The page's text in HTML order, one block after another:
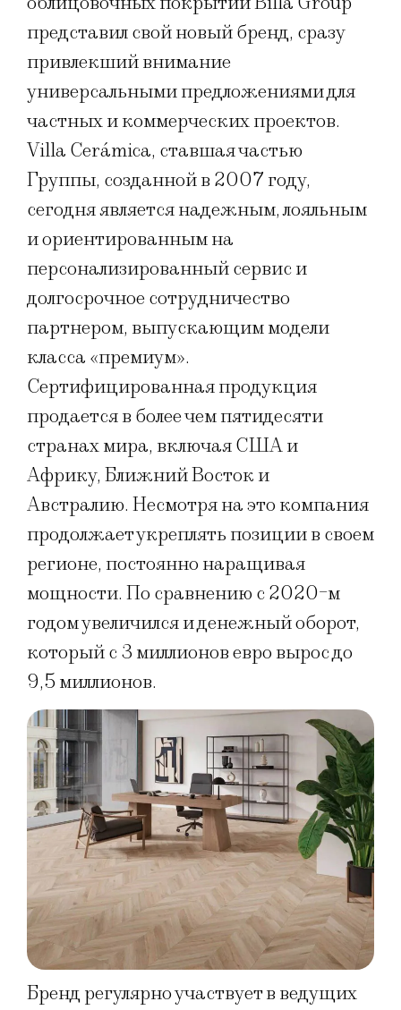
представил свой новый бренд, сразу
привлекший внимание
универсальными предложениями для
частных и коммерческих проектов.
Villa Cerámica, ставшая частью
Группы, созданной в 2007 году,
сегодня является надежным, лояльным
и ориентированным на
персонализированный сервис и
долгосрочное сотрудничество
партнером, выпускающим модели
класса «премиум».
Сертифицированная продукция
продается в более чем пятидесяти
странах мира, включая США и
Африку, Ближний Восток и
Австралию. Несмотря на это компания
продолжает укреплять позиции в своем
регионе, постоянно наращивая
мощности. По сравнению с 2020-м
годом увеличился и денежный оборот,
который с 3 миллионов евро вырос до
9,5 миллионов.
Бренд регулярно участвует в ведущих